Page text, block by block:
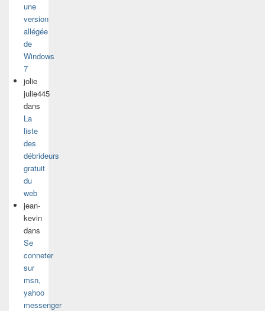
une
version
allégée
de
Windows
7
jolie
julie445
dans
La
liste
des
débrideurs
gratuit
du
web
jean-
kevin
dans
Se
conneter
sur
msn,
yahoo
messenger